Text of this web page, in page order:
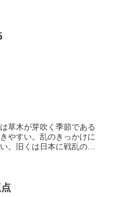
草木が芽吹く季節である
やすい。乱のきっかけに
。旧くは日本に戦乱の時
いる。そし...